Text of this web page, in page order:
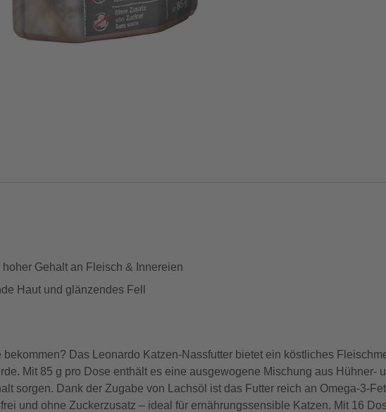
Gehalt an Fleisch & Innereien
Haut und glänzendes Fell
Das Leonardo Katzen-Nassfutter bietet ein köstliches
Mit 85 g pro Dose enthält es eine ausgewogene Mischung aus Hühner-
sorgen. Dank der Zugabe von Lachsöl ist das Futter reich an Omega-3-
und ohne Zuckerzusatz – ideal für ernährungssensible Katzen. Mit 16